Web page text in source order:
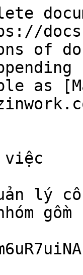
of
as
việc
lý
gồm